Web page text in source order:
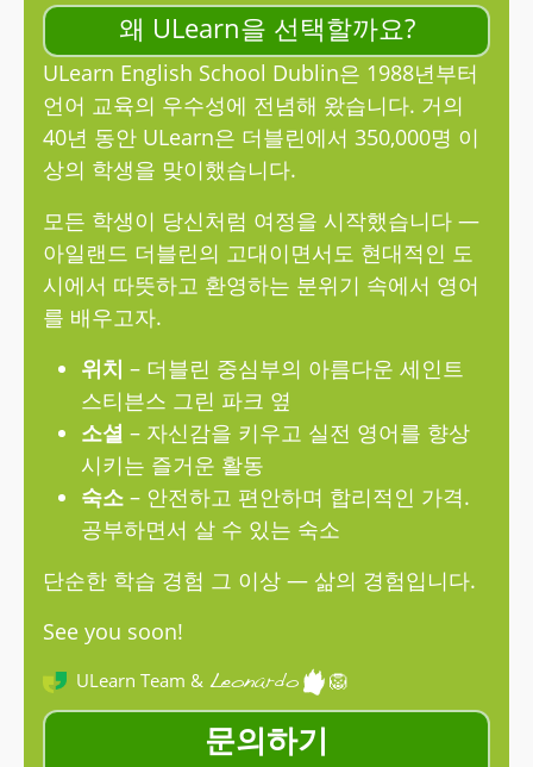
왜 ULearn을 선택할까요?
ULearn English School Dublin은 1988년부터
언어 교육의 우수성에 전념해 왔습니다. 거의
40년 동안 ULearn은 더블린에서 350,000명 이
상의 학생을 맞이했습니다.
모든 학생이 당신처럼 여정을 시작했습니다 —
아일랜드 더블린의 고대이면서도 현대적인 도
시에서 따뜻하고 환영하는 분위기 속에서 영어
를 배우고자.
위치 – 더블린 중심부의 아름다운 세인트
스티븐스 그린 파크 옆
소셜 – 자신감을 키우고 실전 영어를 향상
시키는 즐거운 활동
숙소 – 안전하고 편안하며 합리적인 가격.
공부하면서 살 수 있는 숙소
단순한 학습 경험 그 이상 — 삶의 경험입니다.
See you soon!
ULearn Team & Leonardo 🦁
문의하기